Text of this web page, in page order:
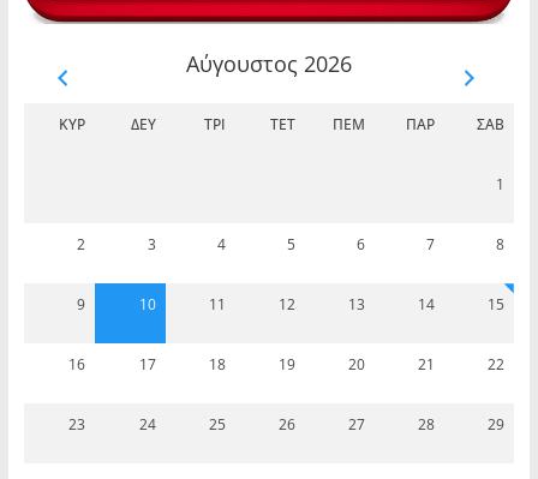
Αύγουστος 2026
ΚΥΡ ΔΕΥ ΤΡΊ ΤΕΤ ΠΈΜ ΠΑΡ ΣΆΒ
1
2 3 4 5 6 7 8
9 10 11 12 13 14 15
16 17 18 19 20 21 22
23 24 25 26 27 28 29